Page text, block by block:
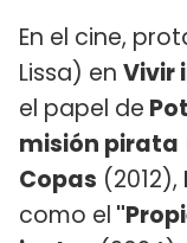
En el cine,
Lissa) en Vivir
el papel de
misión pirata
Copas (2012),
como el